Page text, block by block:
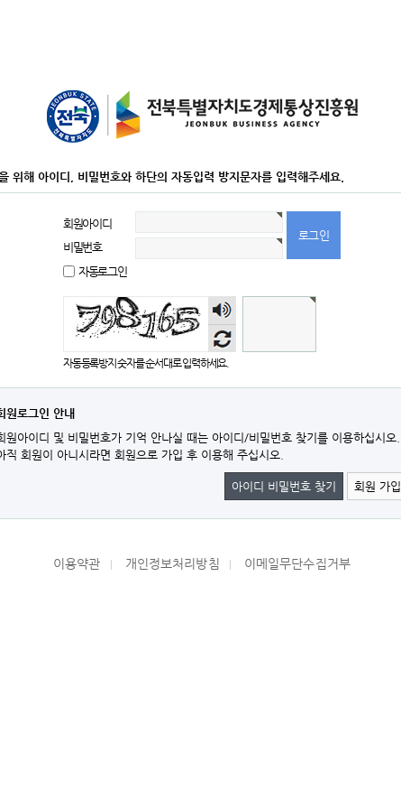
위해 아이디, 비밀번호와 하단의 자동입력 방지문자를 입력해주세요.
회원아이디
비밀번호
자동로그인
숫자
음성
듣기
자동등록방지 숫자를 순서대로 입력하세요.
원로그인 안내
원아이디 및 비밀번호가 기억 안나실 때는 아이디/비밀번호 찾기를 이용하십시오.
직 회원이 아니시라면 회원으로 가입 후 이용해 주십시오.
아이디 비밀번호 찾기 회원 가입
이용약관 개인정보처리방침 이메일무단수집거부